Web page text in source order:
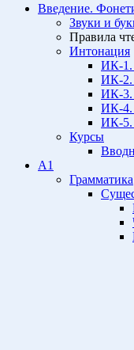
Введение.
Звуки и
Правила
Интонация
ИК-1.
ИК-2.
ИК-3.
ИК-4.
ИК-5.
Курсы
A1
Грамматика